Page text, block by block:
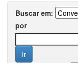
Buscar em:
por